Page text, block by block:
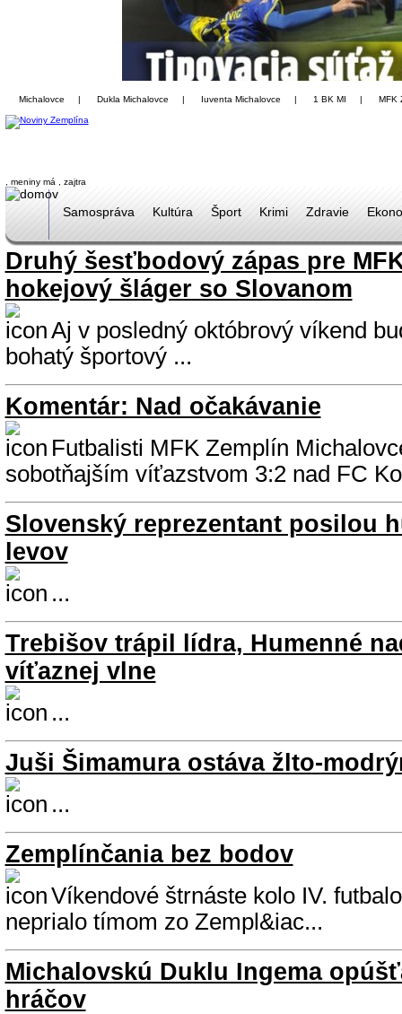
Michalovce | Dukla Michalovce | Iuventa Michalovce | 1 BK MI | MFK
, meniny má , zajtra
Samospráva Kultúra Šport Krimi Zdravie
Druhý šesťbodový zápas pre
hokejový šláger so Slovanom
Aj v posledný októbrový víkend
bohatý športový ...
Komentár: Nad očakávanie
Futbalisti MFK Zemplín
sobotňajším víťazstvom 3:2 nad FC
Slovenský reprezentant posilou
levov
...
Trebišov trápil lídra, Humenné
víťaznej vlne
...
Juši Šimamura ostáva žlto-
...
Zemplínčania bez bodov
Víkendové štrnáste kolo IV.
neprialo tímom zo Zempl&iac...
Michalovskú Duklu Ingema
hráčov